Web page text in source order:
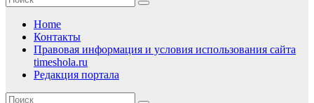
Home
Контакты
Правовая информация и условия использования сайта
timeshola.ru
Редакция портала